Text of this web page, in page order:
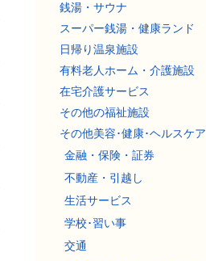
銭湯・サウナ
スーパー銭湯・健康ランド
日帰り温泉施設
有料老人ホーム・介護施設
在宅介護サービス
その他の福祉施設
その他美容･健康･ヘルスケア
金融・保険・証券
不動産・引越し
生活サービス
学校･習い事
交通